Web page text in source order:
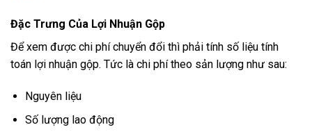
Đặc Trưng Của Lợi Nhuận Gộp
Để xem được chi phí chuyển đổi thì phải tính số liệu tính
toán lợi nhuận gộp. Tức là chi phí theo sản lượng như sau:
Nguyên liệu
Số lượng lao động